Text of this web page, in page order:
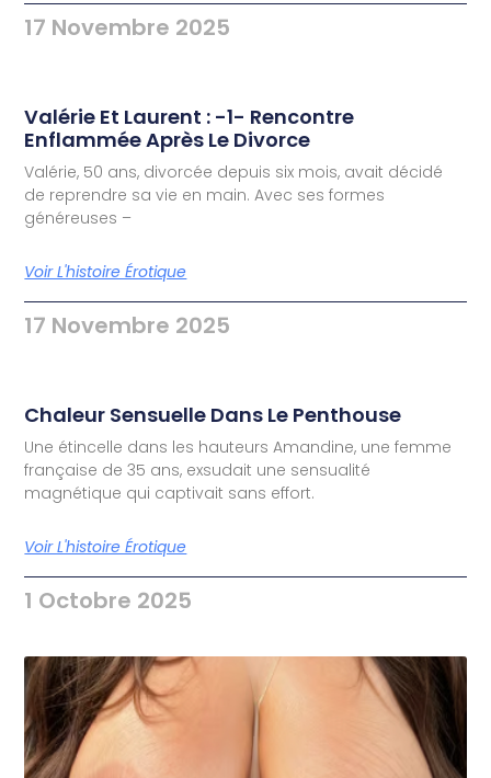
17 Novembre 2025
Valérie Et Laurent : -1- Rencontre
Enflammée Après Le Divorce
Valérie, 50 ans, divorcée depuis six mois, avait décidé
de reprendre sa vie en main. Avec ses formes
généreuses –
Voir L'histoire Érotique
17 Novembre 2025
Chaleur Sensuelle Dans Le Penthouse
Une étincelle dans les hauteurs Amandine, une femme
française de 35 ans, exsudait une sensualité
magnétique qui captivait sans effort.
Voir L'histoire Érotique
1 Octobre 2025